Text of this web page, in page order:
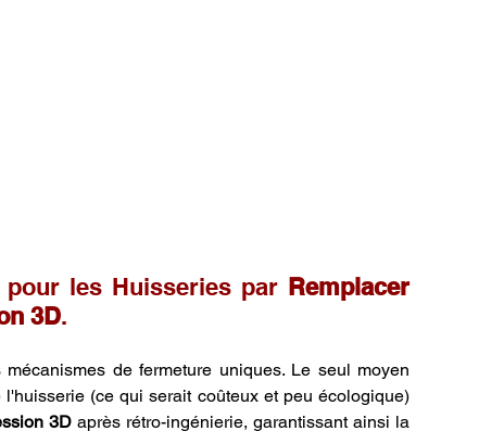
les Huisseries par Remplacer
3D.
de fermeture uniques. Le seul moyen
(ce qui serait coûteux et peu écologique)
3D